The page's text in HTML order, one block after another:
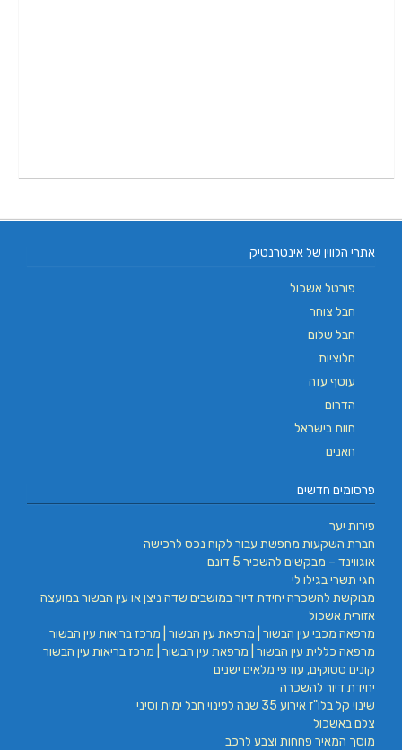
אתרי הלווין של אינטרנטיק
פורטל אשכול
חבל צוחר
חבל שלום
חלוציות
עוטף עזה
הדרום
חוות בישראל
חאנים
פרסומים חדשים
פירות יער
חברת השקעות מחפשת עבור לקוח נכס לרכישה
אוגווינד – מבקשים להשכיר 5 דונם
חגי תשרי בגילו לי
מבוקשת להשכרה יחידת דיור במושבים שדה ניצן או עין הבשור במועצה
אזורית אשכול
מרפאה מכבי עין הבשור | מרפאת עין הבשור | מרכז בריאות עין הבשור
מרפאה כללית עין הבשור | מרפאת עין הבשור | מרכז בריאות עין הבשור
קונים סטוקים, עודפי מלאים ישנים
יחידת דיור להשכרה
שינוי קל בלו"ז אירוע 35 שנה לפינוי חבל ימית וסיני
צלם באשכול
מוסך המאיר פחחות וצבע לרכב